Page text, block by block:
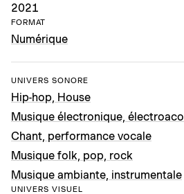
2021
FORMAT
Numérique
UNIVERS SONORE
Hip-hop, House
Musique électronique,
Chant, performance vocale
Musique folk, pop, rock
Musique ambiante, instrumentale
UNIVERS VISUEL